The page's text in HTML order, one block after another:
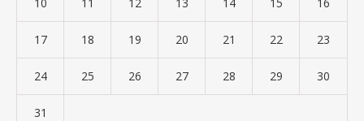
17 18 19 20 21 22 23
24 25 26 27 28 29 30
31